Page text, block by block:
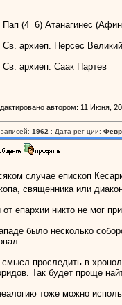
Пап (4=6) Атанагинес
Св. архиеп. Нерсес Великий
Св. архиеп. Саак Партев
автором: 11 Июня,
1962 : Дата рег-ции:
случае епископ
священника или
от епархии никто не мог
было несколько
смысл проследить в
Так будет проще
тоже можно